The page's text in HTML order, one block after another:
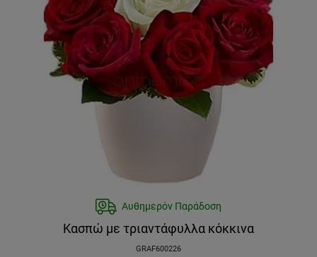
Αυθημερόν Παράδοση
Κασπώ με τριαντάφυλλα κόκκινα
GRAF600226